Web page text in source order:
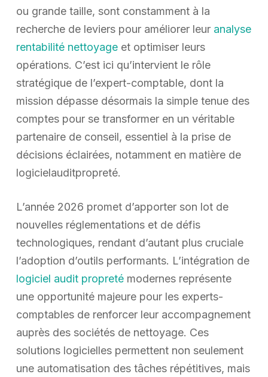
ou grande taille, sont constamment à la
recherche de leviers pour améliorer leur analyse
rentabilité nettoyageet optimiser leurs
opérations. C’est ici qu’intervient le rôle
stratégique de l’expert-comptable, dont la
mission dépasse désormais la simple tenue des
comptes pour se transformer en un véritable
partenaire de conseil, essentiel à la prise de
décisions éclairées, notamment en matière de
logicielauditpropreté.
L’année 2026 promet d’apporter son lot de
nouvelles réglementations et de défis
technologiques, rendant d’autant plus cruciale
l’adoption d’outils performants. L’intégration de
logiciel audit propretémodernes représente
une opportunité majeure pour les experts-
comptables de renforcer leur accompagnement
auprès des sociétés de nettoyage. Ces
solutions logicielles permettent non seulement
une automatisation des tâches répétitives, mais